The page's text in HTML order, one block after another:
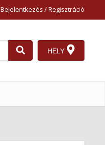
Bejelentkezés / Regisztráció
HELY